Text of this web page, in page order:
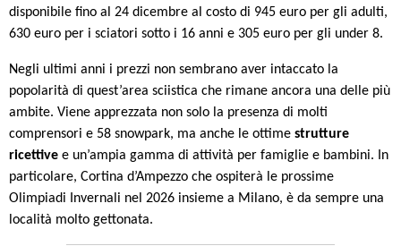
disponibile fino al 24 dicembre al costo di 945 euro per gli adulti,
630 euro per i sciatori sotto i 16 anni e 305 euro per gli under 8.
Negli ultimi anni i prezzi non sembrano aver intaccato la
popolarità di quest’area sciistica che rimane ancora una delle più
ambite. Viene apprezzata non solo la presenza di molti
comprensori e 58 snowpark, ma anche le ottime strutture
ricettive e un’ampia gamma di attività per famiglie e bambini. In
particolare, Cortina d’Ampezzo che ospiterà le prossime
Olimpiadi Invernali nel 2026 insieme a Milano, è da sempre una
località molto gettonata.